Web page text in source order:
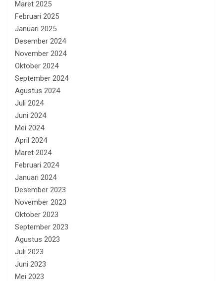
Maret 2025
Februari 2025
Januari 2025
Desember 2024
November 2024
Oktober 2024
September 2024
Agustus 2024
Juli 2024
Juni 2024
Mei 2024
April 2024
Maret 2024
Februari 2024
Januari 2024
Desember 2023
November 2023
Oktober 2023
September 2023
Agustus 2023
Juli 2023
Juni 2023
Mei 2023